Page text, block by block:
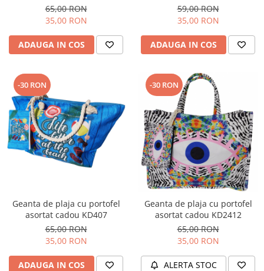
65,00 RON
35,00 RON
ADAUGA IN COS
59,00 RON
35,00 RON
ADAUGA IN COS
-30 RON
Geanta de plaja cu portofel
asortat cadou KD407
65,00 RON
35,00 RON
ADAUGA IN COS
-30 RON
Geanta de plaja cu portofel
asortat cadou KD2412
65,00 RON
35,00 RON
ALERTA STOC